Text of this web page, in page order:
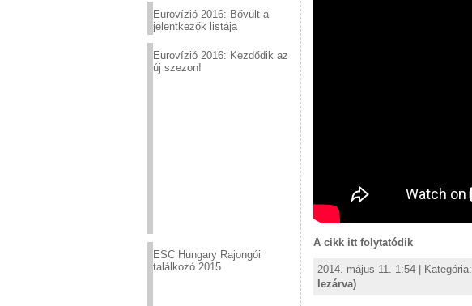
Eurovízió 2016: Bővült a
jelentkezők listája
Eurovízió 2016: Kezdődik az
új szezon!
ESC Hungary Rajongói
találkozó 2015
A cikk itt folytatódik
2014. május 11. 1:54 | Kategória:
lezárva)